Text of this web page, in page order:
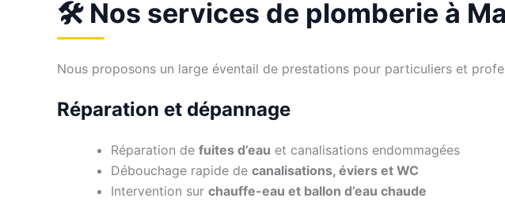
🛠️ Nos services de plomberie à
Nous proposons un large éventail de prestations pour particuliers et
Réparation et dépannage
Réparation de fuites d’eau et canalisations endommagées
Débouchage rapide de canalisations, éviers et WC
Intervention sur chauffe-eau et ballon d’eau chaude